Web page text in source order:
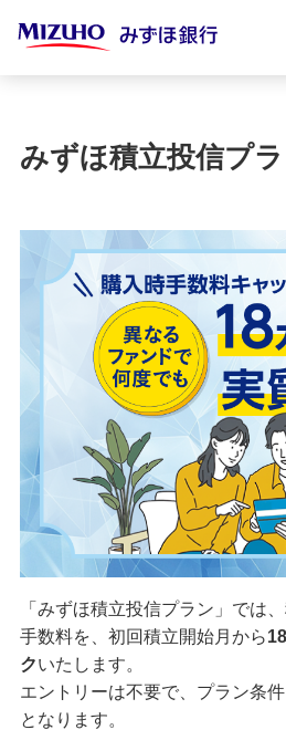
口座開設
支払う・つかう
クレジットカード・デビット
住宅ローン・カードローン
貯める・増やす
預金・NISA・資産運用
相続・保険
生涯学習
お客さまサポート
困ったときは・よくあるご質問
みずほ積立投信プ
「みずほ積立投信プラン」では
手数料を、初回積立開始月から
クいたします。
エントリーは不要で、プラン条
となります。